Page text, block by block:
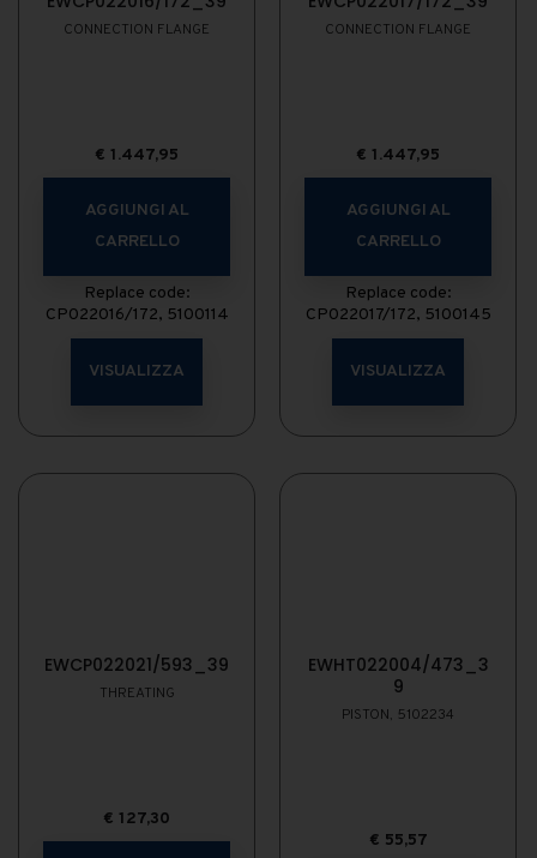
CONNECTION FLANGE
€ 1.447,95
AGGIUNGI AL
CARRELLO
Replace code:
CP022016/172, 5100114
VISUALIZZA
CONNECTION FLANGE
€ 1.447,95
AGGIUNGI AL
CARRELLO
Replace code:
CP022017/172, 5100145
VISUALIZZA
EWCP022021/593_39
THREATING
€ 127,30
EWHT022004/473_3
9
PISTON, 5102234
€ 55,57